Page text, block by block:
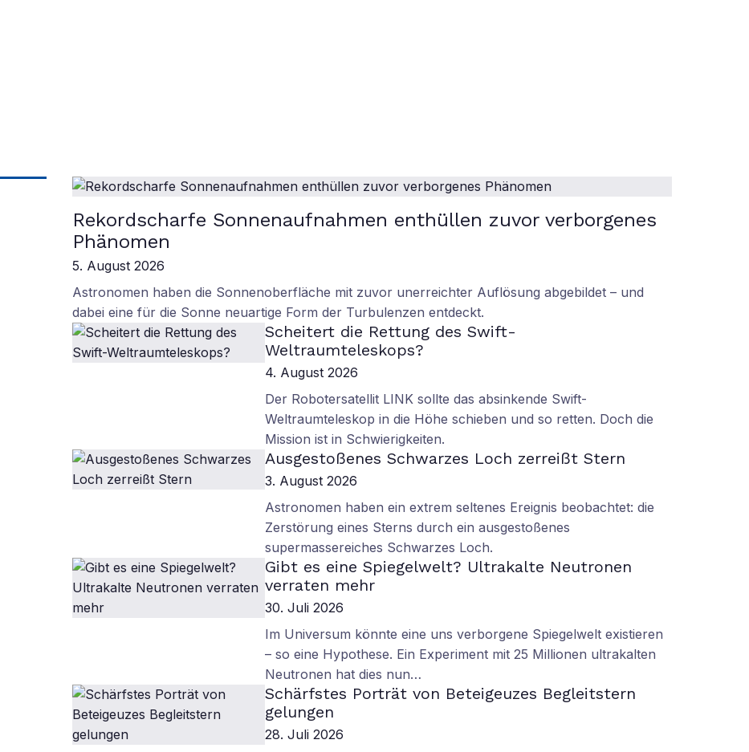
Rekordscharfe Sonnenaufnahmen enthüllen zuvor verborgenes
Phänomen
5. August 2026
Astronomen haben die Sonnenoberfläche mit zuvor unerreichter Auflösung abgebildet – und
dabei eine für die Sonne neuartige Form der Turbulenzen entdeckt.
Scheitert die Rettung des Swift-
Weltraumteleskops?
4. August 2026
Der Robotersatellit LINK sollte das absinkende Swift-
Weltraumteleskop in die Höhe schieben und so retten. Doch die
Mission ist in Schwierigkeiten.
Ausgestoßenes Schwarzes Loch zerreißt Stern
3. August 2026
Astronomen haben ein extrem seltenes Ereignis beobachtet: die
Zerstörung eines Sterns durch ein ausgestoßenes
supermassereiches Schwarzes Loch.
Gibt es eine Spiegelwelt? Ultrakalte Neutronen
verraten mehr
30. Juli 2026
Im Universum könnte eine uns verborgene Spiegelwelt existieren
– so eine Hypothese. Ein Experiment mit 25 Millionen ultrakalten
Neutronen hat dies nun…
Schärfstes Porträt von Beteigeuzes Begleitstern
gelungen
28. Juli 2026